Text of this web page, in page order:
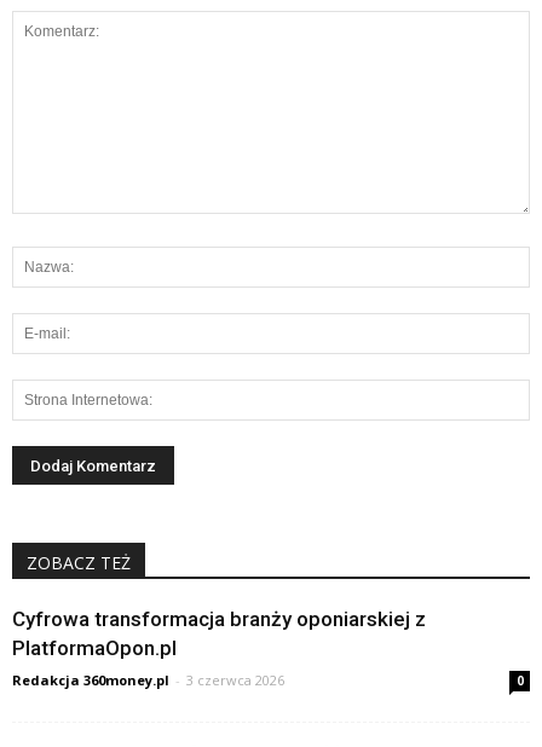
ZOBACZ TEŻ
Cyfrowa transformacja branży oponiarskiej z
PlatformaOpon.pl
Redakcja 360money.pl - 3 czerwca 2026 0